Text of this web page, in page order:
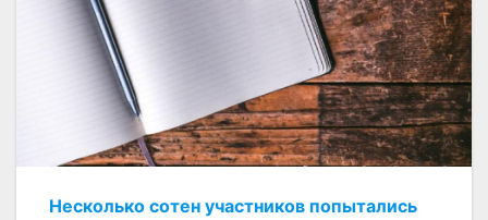
Несколько сотен участников попытались